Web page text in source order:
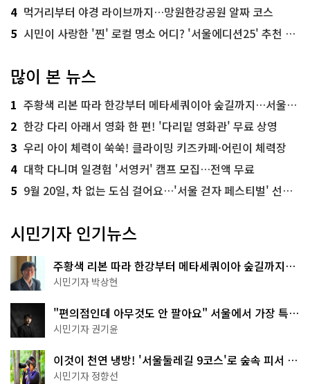
4 먹거리부터 야경 라이브까지…망원한강공원 알짜 코스
5 시민이 사랑한 '찐' 로컬 명소 어디? '서울에디션25' 추천 코스
많이 본 뉴스
1 주황색 리본 따라 한강부터 메타세쿼이아 숲길까지…서울둘레길 15코스
2 한강 다리 아래서 영화 한 편! '다리밑 영화관' 무료 상영
3 우리 아이 체력이 쑥쑥! 클라이밍 키즈카페·어린이 체력장
4 대학 다니며 일경험 '서영커' 캠프 모집…전액 무료
5 9월 20일, 차 없는 도심 걸어요…'서울 걷자 페스티벌' 선착순 5천명
시민기자 인기뉴스
주황색 리본 따라 한강부터 메타세쿼이아 숲길까지…
서울둘레길 15코스
시민기자 박상현
"편의점인데 아무것도 안 팔아요" 서울에서 가장 특별
한 편의점의 정체
시민기자 권기윤
이것이 천연 냉방! '서울둘레길 9코스'로 숲속 피서 떠
나볼까
시민기자 정향선